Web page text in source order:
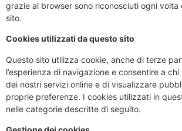
grazie al browser sono riconosciuti ogni volta
sito.
Cookies utilizzati da questo sito
Questo sito utilizza cookie, anche di terze
l’esperienza di navigazione e consentire a
dei nostri servizi online e di visualizzare
proprie preferenze. I cookies utilizzati in
nelle categorie descritte di seguito.